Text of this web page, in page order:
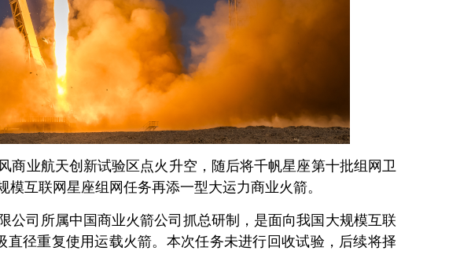
商业航天创新试验区点火升空，随后将千帆星座第十批组网卫
互联网星座组网任务再添一型大运力商业火箭。
公司所属中国商业火箭公司抓总研制，是面向我国大规模互联
径重复使用运载火箭。本次任务未进行回收试验，后续将择